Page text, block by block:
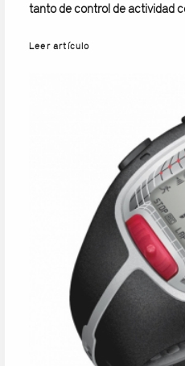
tanto de control de actividad
Leer artículo